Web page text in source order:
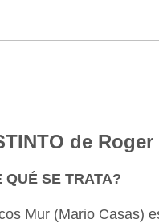
de
QUÉ SE TRATA?
Mur (Mario Casas)